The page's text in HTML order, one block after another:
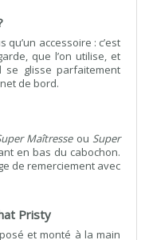
accessoire : c’est
que l’on utilise, et
glisse parfaitement
de bord.
Maîtresseou Super
en bas du cabochon.
de remerciement avec
Pristy
et monté à la main